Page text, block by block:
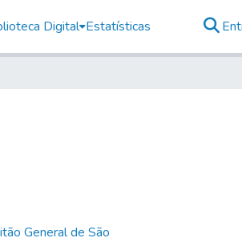
Digital Estatísticas
General de São